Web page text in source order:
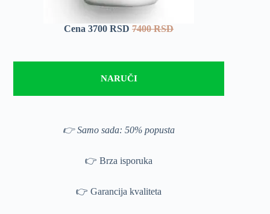
Cena 3700 RSD7400 RSD
NARUČI
👉 Samo sada: 50% popusta
👉 Brza isporuka
👉 Garancija kvaliteta